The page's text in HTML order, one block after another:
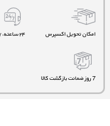
امکان تحویل اکسپرس ۲۴ ساعته، ۷ روز هفته
7 روز ضمانت بازگشت کالا